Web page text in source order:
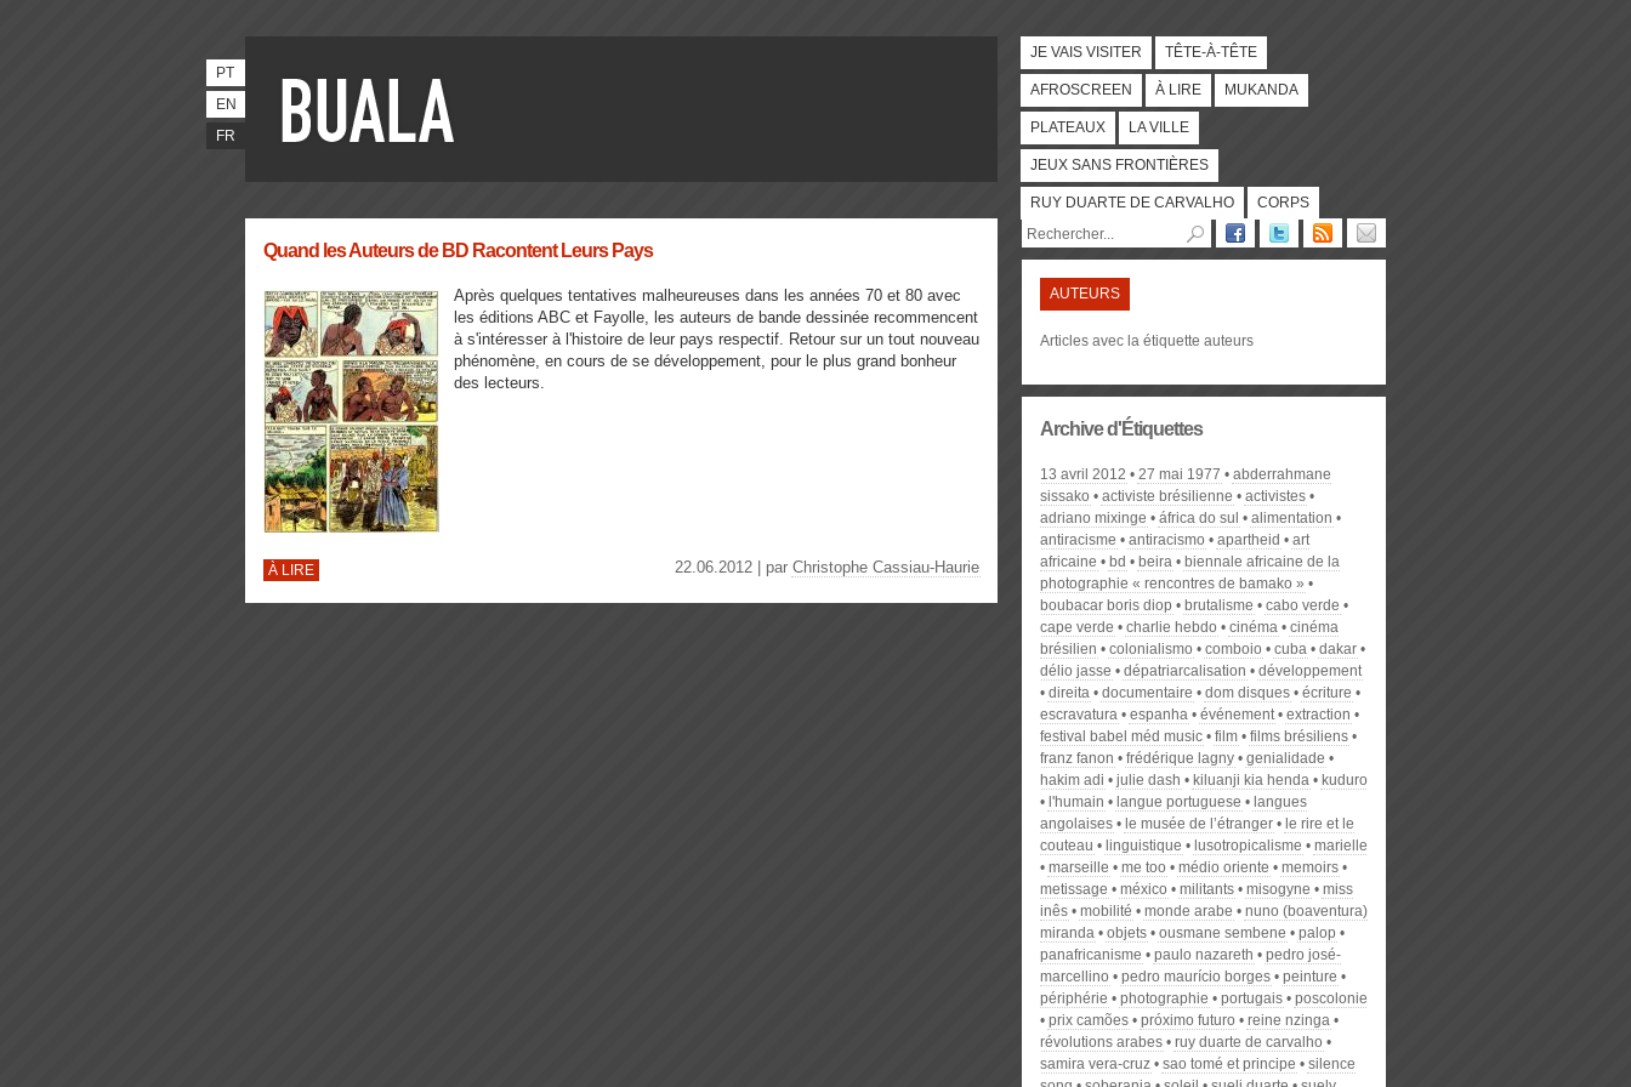
PT
EN
FR
JE VAIS VISITER TÊTE-À-TÊTE
AFROSCREEN À LIRE MUKANDA
PLATEAUX LA VILLE
JEUX SANS FRONTIÈRES
RUY DUARTE DE CARVALHO CORPS
Quand les Auteurs de BD Racontent Leurs Pays
Après quelques tentatives malheureuses dans les années 70 et 80 avec
les éditions ABC et Fayolle, les auteurs de bande dessinée recommencent
à s'intéresser à l'histoire de leur pays respectif. Retour sur un tout nouveau
phénomène, en cours de se développement, pour le plus grand bonheur
des lecteurs.
À LIRE 22.06.2012 | par Christophe Cassiau-Haurie
AUTEURS
Articles avec la étiquette auteurs
Archive d'Étiquettes
13 avril 2012 27 mai 1977
abderrahmane
sissako
activiste brésilienne
activistes
adriano mixinge
áfrica do sul
alimentation
antiracisme
antiracismo apartheid
art
africaine
bd beira
biennale africaine de la
photographie « rencontres de bamako »
boubacar boris diop
brutalisme
cabo verde
cape verde
charlie hebdo cinéma
cinéma
brésilien
colonialismo comboio cuba
dakar
délio jasse
dépatriarcalisation
développement
direita
documentaire dom disques
écriture
escravatura
espanha événement
extraction
festival babel méd music
film
films brésiliens
franz fanon
frédérique lagny
genialidade
hakim adi
julie dash kiluanji kia henda
kuduro
l'humain
langue portuguese
langues
angolaises
le musée de l’étranger
le rire et le
couteau
linguistique lusotropicalisme
marielle
marseille
me too médio oriente
memoirs
metissage
méxico militants misogyne
miss
inês
mobilité monde arabe
nuno (boaventura)
miranda
objets ousmane sembene
palop
panafricanisme
paulo nazareth
pedro josé-
marcellino
pedro maurício borges
peinture
périphérie
photographie portugais
poscolonie
prix camões
próximo futuro
reine nzinga
révolutions arabes
ruy duarte de carvalho
samira vera-cruz
sao tomé et principe
silence